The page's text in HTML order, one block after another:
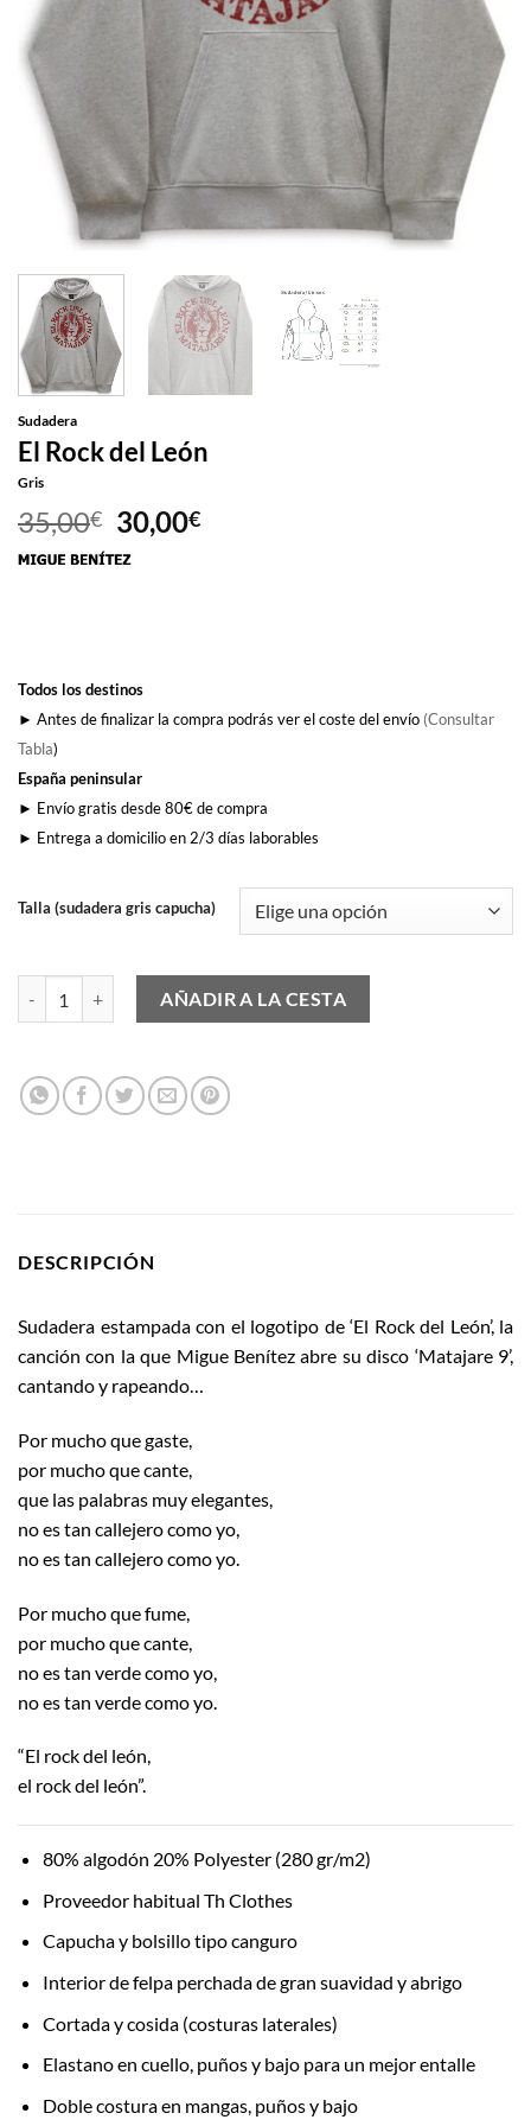
Sudadera
El Rock del León
Gris
35,00€ El
precio
30,00€El
Todos los destinos
► Antes de finalizar la compra podrás ver el coste del envío (Consultar
Tabla)
España peninsular
► Envío gratis desde 80€ de compra
► Entrega a domicilio en 2/3 días laborables
Talla (sudadera gris capucha)
El Rock del León cantidadAÑADIR A LA CESTA
DESCRIPCIÓN
Sudadera estampada con el logotipo de ‘El Rock del León’, la
canción con la que Migue Benítez abre su disco ‘Matajare 9’,
cantando y rapeando…
Por mucho que gaste,
por mucho que cante,
que las palabras muy elegantes,
no es tan callejero como yo,
no es tan callejero como yo.
Por mucho que fume,
por mucho que cante,
no es tan verde como yo,
no es tan verde como yo.
“El rock del león,
el rock del león”.
80% algodón 20% Polyester (280 gr/m2)
Proveedor habitual Th Clothes
Capucha y bolsillo tipo canguro
Interior de felpa perchada de gran suavidad y abrigo
Cortada y cosida (costuras laterales)
Elastano en cuello, puños y bajo para un mejor entalle
Doble costura en mangas, puños y bajo